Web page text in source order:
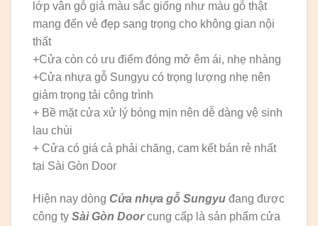
lớp vân gỗ giả màu sắc giống như màu gỗ thật
mang đến vẻ đẹp sang trọng cho không gian nội
thất
+Cửa còn có ưu điểm đóng mở êm ái, nhẹ nhàng
+Cửa nhựa gỗ Sungyu có trọng lượng nhẹ nên
giảm trọng tải công trình
+ Bề mặt cửa xử lý bóng mịn nên dễ dàng vệ sinh
lau chùi
+ Cửa có giá cả phải chăng, cam kết bán rẻ nhất
tại Sài Gòn Door
Hiện nay dòng Cửa nhựa gỗ Sungyu đang được
công ty Sài Gòn Doorcung cấp là sản phẩm cửa